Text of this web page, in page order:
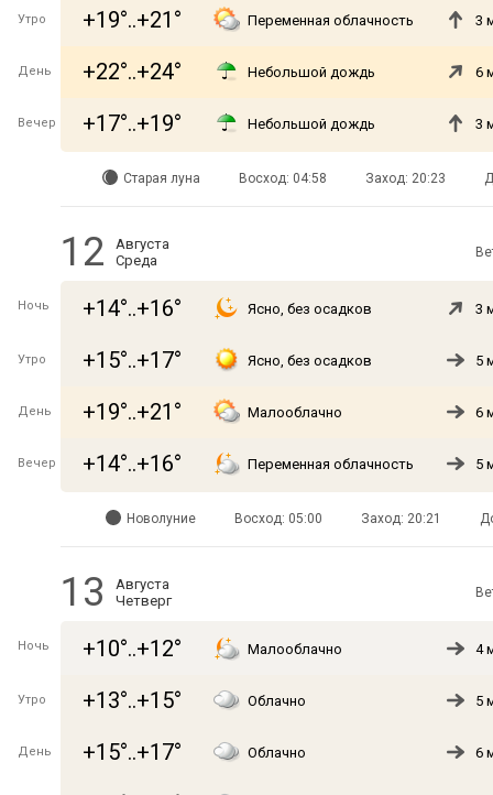
Утро +19°..+21° Переменная облачность 3
День +22°..+24° Небольшой дождь 6
Вечер +17°..+19° Небольшой дождь 3
Старая луна Восход: 04:58 Заход: 20:23
12
Августа
Среда
Ночь +14°..+16° Ясно, без осадков 3
Утро +15°..+17° Ясно, без осадков 5
День +19°..+21° Малооблачно 6
Вечер +14°..+16° Переменная облачность 5
Новолуние Восход: 05:00 Заход: 20:21
13
Августа
Четверг
Ночь +10°..+12° Малооблачно 4
Утро +13°..+15° Облачно 5
День +15°..+17° Облачно 6